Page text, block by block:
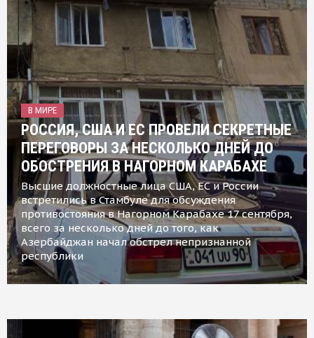
В МИРЕ
РОССИЯ, США И ЕС ПРОВЕЛИ СЕКРЕТНЫЕ
ПЕРЕГОВОРЫ ЗА НЕСКОЛЬКО ДНЕЙ ДО
ОБОСТРЕНИЯ В НАГОРНОМ КАРАБАХЕ
Высшие должностные лица США, ЕС и России
встретились в Стамбуле для обсуждения
противостояния в Нагорном Карабахе 17 сентября,
всего за несколько дней до того, как
Азербайджан начал обстрел непризнанной
республики